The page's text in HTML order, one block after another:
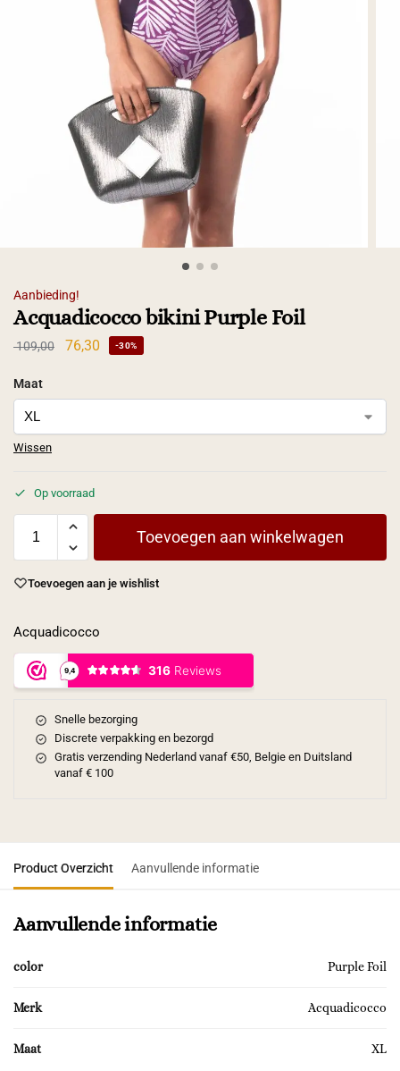
Aanbieding!
Acquadicocco bikini Purple Foil
109,00 76,30 -30%
Maat
Wissen
Op voorraad
Toevoegen aan winkelwagen
Toevoegen aan je wishlist
Acquadicocco
Snelle bezorging
Discrete verpakking en bezorgd
Gratis verzending Nederland vanaf €50, Belgie en Duitsland
vanaf € 100
Product Overzicht Aanvullende informatie
Aanvullende informatie
color Purple Foil
Merk Acquadicocco
Maat XL